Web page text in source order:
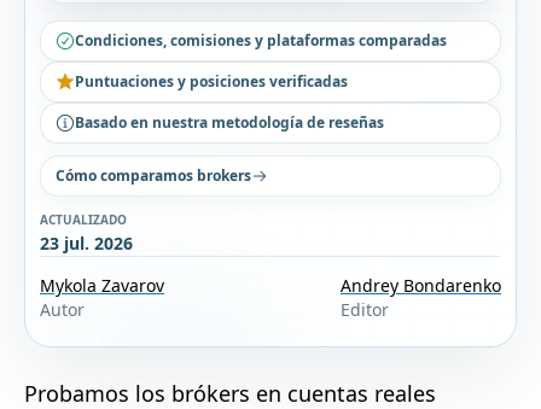
Condiciones, comisiones y plataformas comparadas
Puntuaciones y posiciones verificadas
Basado en nuestra metodología de reseñas
Cómo comparamos brokers
ACTUALIZADO
23 jul. 2026
Mykola Zavarov
Autor
Andrey Bondarenko
Editor
Probamos los brókers en cuentas reales